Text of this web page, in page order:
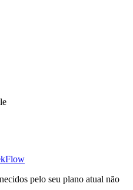
pelo seu plano atual não